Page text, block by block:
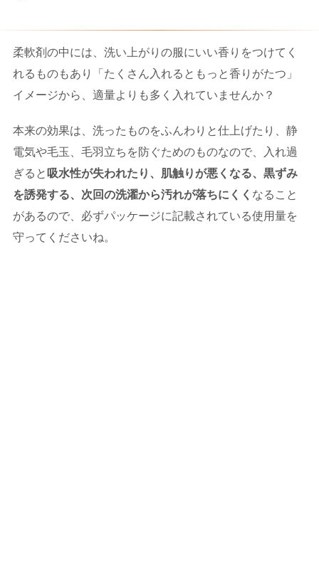
柔軟剤の中には、洗い上がりの服にいい香りをつけてく
れるものもあり「たくさん入れるともっと香りがたつ」
イメージから、適量よりも多く入れていませんか？
本来の効果は、洗ったものをふんわりと仕上げたり、静
電気や毛玉、毛羽立ちを防ぐためのものなので、入れ過
ぎると 吸水性が失われたり、肌触りが悪くなる、黒ずみ
を誘発する、次回の洗濯から汚れが落ちにくく なること
があるので、必ずパッケージに記載されている使用量を
守ってくださいね。